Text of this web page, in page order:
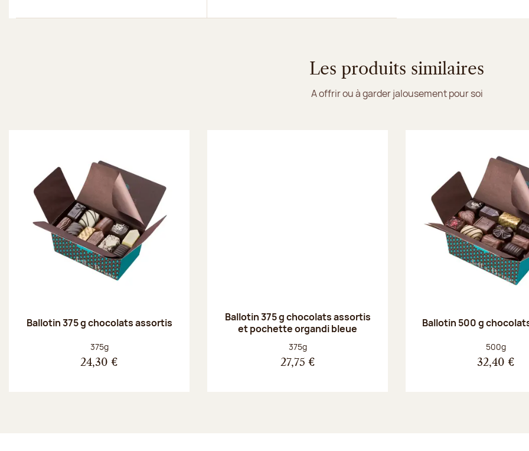
Les produits similaires
A offrir ou à garder jalousement pour soi
Ballotin 375 g chocolats assortis
Poids net :
375g
24,30 €
Ballotin 375 g chocolats assortis
et pochette organdi bleue
Poids net :
375g
27,75 €
Ballotin 500 g
Poids net :
500g
32,40 €